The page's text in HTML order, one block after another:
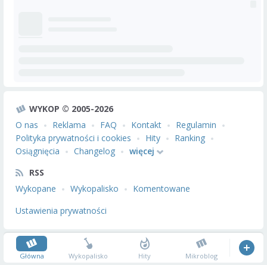
WYKOP © 2005-2026
O nas
Reklama FAQ Kontakt
Regulamin
Polityka prywatności i cookies
Hity
Ranking
Osiągnięcia
Changelog
więcej
RSS
Wykopane
Wykopalisko
Komentowane
Ustawienia prywatności
Główna Wykopalisko Hity Mikroblog